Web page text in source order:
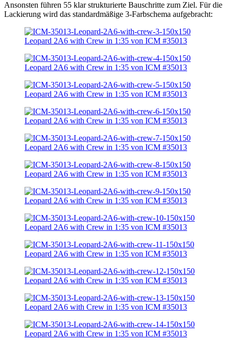
Ansonsten führen 55 klar strukturierte Bauschritte zum Ziel. Für die
Lackierung wird das standardmäßige 3-Farbschema aufgebracht: